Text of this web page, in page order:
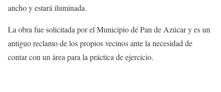
ancho y estará iluminada.
La obra fue solicitada por el Municipio de Pan de Azúcar y es un
antiguo reclamo de los propios vecinos ante la necesidad de
contar con un área para la práctica de ejercicio.